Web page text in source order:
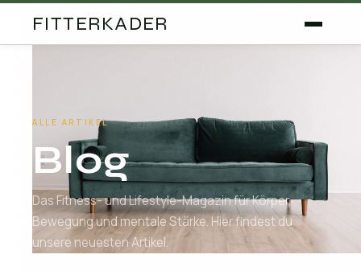
FITTERKADER
ALLE ARTIKEL
Blog
Das Fitness- und Lifestyle-Magazin für Körper,
Bewegung und mentale Stärke. Hier findest du
unsere neuesten Artikel.